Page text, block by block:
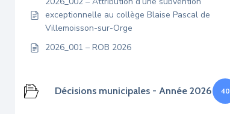
exceptionnelle au collège Blaise Pascal de
Villemoisson-sur-Orge
2026_001 – ROB 2026
Décisions municipales - Année 2026 40